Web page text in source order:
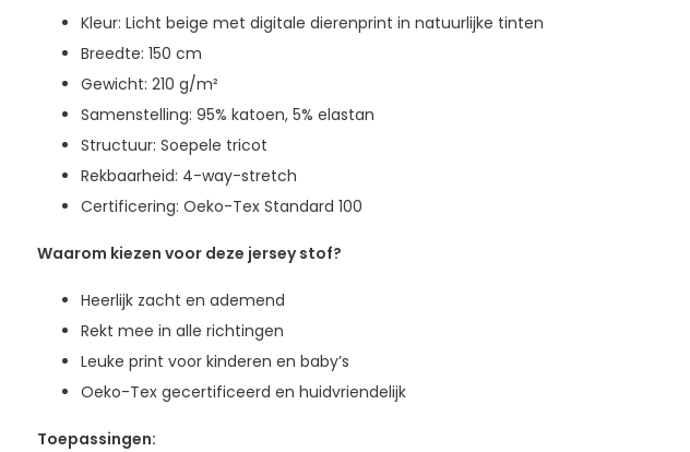
Kleur: Licht beige met digitale dierenprint in natuurlijke tinten
Breedte: 150 cm
Gewicht: 210 g/m²
Samenstelling: 95% katoen, 5% elastan
Structuur: Soepele tricot
Rekbaarheid: 4-way-stretch
Certificering: Oeko-Tex Standard 100
Waarom kiezen voor deze jersey stof?
Heerlijk zacht en ademend
Rekt mee in alle richtingen
Leuke print voor kinderen en baby’s
Oeko-Tex gecertificeerd en huidvriendelijk
Toepassingen: